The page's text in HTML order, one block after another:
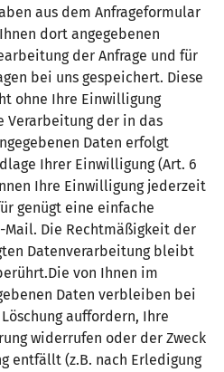
aus dem Anfrageformular
dort angegebenen
der Anfrage und für
bei uns gespeichert. Diese
ohne Ihre Einwilligung
Verarbeitung der in das
Daten erfolgt
Ihrer Einwilligung (Art. 6
Ihre Einwilligung jederzeit
genügt eine einfache
Mail. Die Rechtmäßigkeit der
Datenverarbeitung bleibt
von Ihnen im
Daten verbleiben bei
auffordern, Ihre
widerrufen oder der Zweck
entfällt (z.B. nach Erledigung